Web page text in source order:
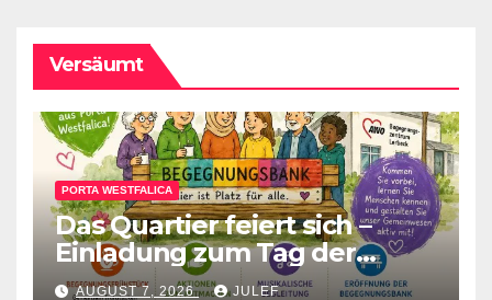
Versäumt
PORTA WESTFALICA
Das Quartier feiert sich –
Einladung zum Tag der
Begegnung
AUGUST 7, 2026 JULEF